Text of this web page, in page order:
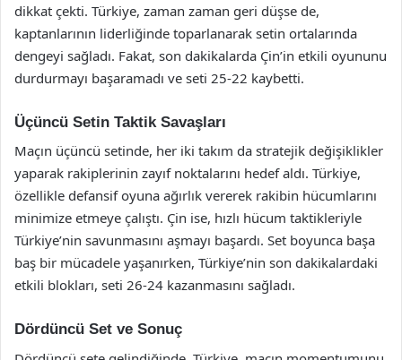
dikkat çekti. Türkiye, zaman zaman geri düşse de,
kaptanlarının liderliğinde toparlanarak setin ortalarında
dengeyi sağladı. Fakat, son dakikalarda Çin’in etkili oyununu
durdurmayı başaramadı ve seti 25-22 kaybetti.
Üçüncü Setin Taktik Savaşları
Maçın üçüncü setinde, her iki takım da stratejik değişiklikler
yaparak rakiplerinin zayıf noktalarını hedef aldı. Türkiye,
özellikle defansif oyuna ağırlık vererek rakibin hücumlarını
minimize etmeye çalıştı. Çin ise, hızlı hücum taktikleriyle
Türkiye’nin savunmasını aşmayı başardı. Set boyunca başa
baş bir mücadele yaşanırken, Türkiye’nin son dakikalardaki
etkili blokları, seti 26-24 kazanmasını sağladı.
Dördüncü Set ve Sonuç